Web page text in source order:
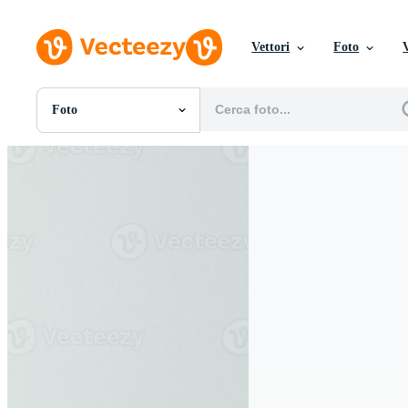
Vettori Foto
Foto
Tutte Immagini